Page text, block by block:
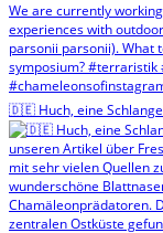
🇩🇪 Huch, eine